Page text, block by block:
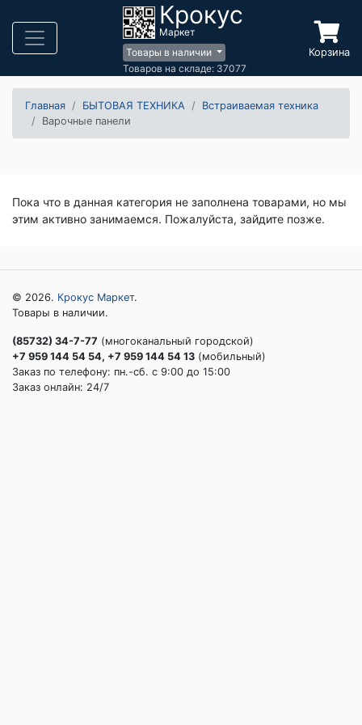
Крокус
Маркет
Товары в наличии
Товаров на складе: 37077
Корзина
Главная БЫТОВАЯ ТЕХНИКА
Встраиваемая техника
Варочные панели
Пока что в данная категория не заполнена товарами, но мы
этим активно занимаемся. Пожалуйста, зайдите позже.
© 2026. Крокус Маркет.
Товары в наличии.
(85732) 34-7-77 (многоканальный городской)
+7 959 144 54 54, +7 959 144 54 13 (мобильный)
Заказ по телефону: пн.-сб. c 9:00 до 15:00
Заказ онлайн: 24/7